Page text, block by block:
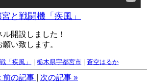
と戦闘機「疾風」
開設しました！
い致します。
「疾風」 栃木県宇都宮市 蒼空はるか
前の記事 次の記事 »